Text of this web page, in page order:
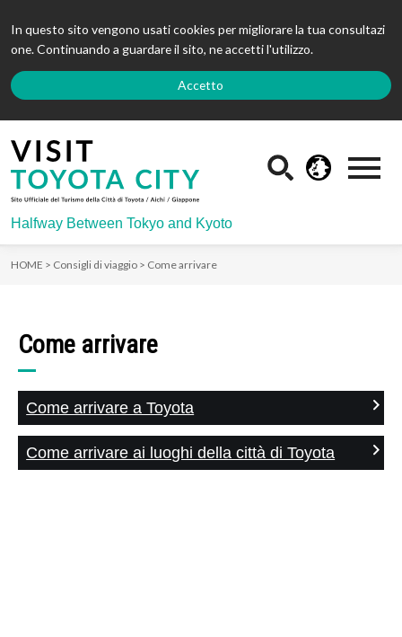
In questo sito vengono usati cookies per migliorare la tua consultazi
one. Continuando a guardare il sito, ne accetti l'utilizzo.
Accetto
Halfway Between Tokyo and Kyoto
HOME > Consigli di viaggio > Come arrivare
Come arrivare
Come arrivare a Toyota
Come arrivare ai luoghi della città di Toyota